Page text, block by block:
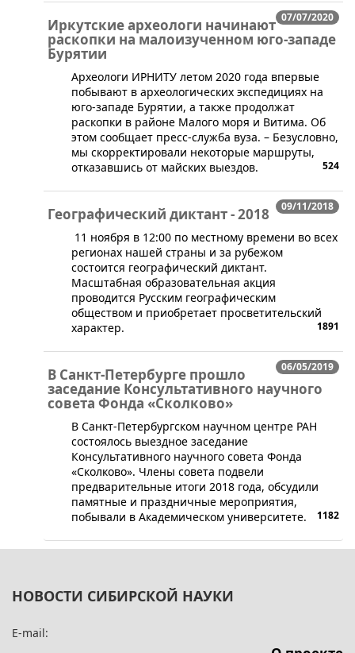
07/07/2020
Иркутские археологи начинают
раскопки на малоизученном юго-западе
Бурятии
Археологи ИРНИТУ​ летом 2020 года впервые
побывают в археологических экспедициях на
юго-западе Бурятии, а также продолжат
раскопки в районе Малого моря и Витима. Об
этом сообщает пресс-служба вуза. ​– Безусловно,
мы скорректировали некоторые маршруты,
отказавшись от майских выездов.
524
09/11/2018
Географический диктант - 2018
11 ноября в 12:00 по местному времени во всех
регионах нашей страны и за рубежом
состоится географический диктант.
Масштабная образовательная акция
проводится Русским географическим
обществом и приобретает просветительский
характер.
1891
06/05/2019
В Санкт-Петербурге прошло
заседание Консультативного научного
совета Фонда «Сколково»
​В Санкт-Петербургском научном центре РАН
состоялось выездное заседание
Консультативного научного совета Фонда
«Сколково». Члены совета подвели
предварительные итоги 2018 года, обсудили
памятные и праздничные мероприятия,
побывали в Академическом университете.
1182
НОВОСТИ СИБИРСКОЙ НАУКИ
E-mail: